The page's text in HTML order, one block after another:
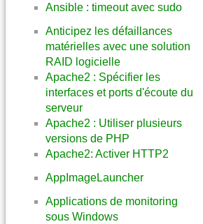
Ansible : timeout avec sudo
Anticipez les défaillances
matérielles avec une solution
RAID logicielle
Apache2 : Spécifier les
interfaces et ports d'écoute du
serveur
Apache2 : Utiliser plusieurs
versions de PHP
Apache2: Activer HTTP2
AppImageLauncher
Applications de monitoring
sous Windows